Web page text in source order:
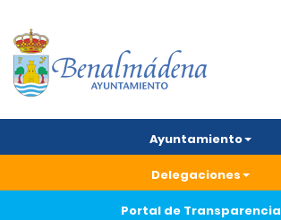
Ayuntamiento
Delegaciones
Portal de Transparencia